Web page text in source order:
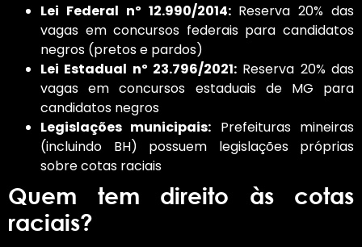
Lei Federal nº 12.990/2014:Reserva 20% das
vagas em concursos federais para candidatos
negros (pretos e pardos)
Lei Estadual nº 23.796/2021: Reserva 20% das
vagas em concursos estaduais de MG para
candidatos negros
Legislações municipais: Prefeituras mineiras
(incluindo BH) possuem legislações próprias
sobre cotas raciais
Quem tem direito às cotas
raciais?